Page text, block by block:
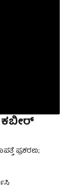
ಕಬೀರ್
ಪ್ರಕರಣ;